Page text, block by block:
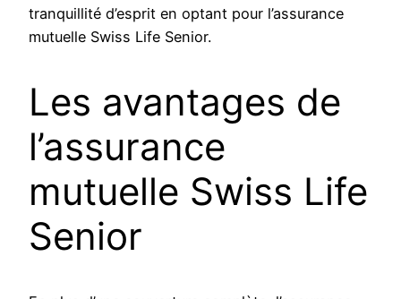
tranquillité d’esprit en optant pour l’assurance
mutuelle Swiss Life Senior.
Les avantages de
l’assurance
mutuelle Swiss Life
Senior